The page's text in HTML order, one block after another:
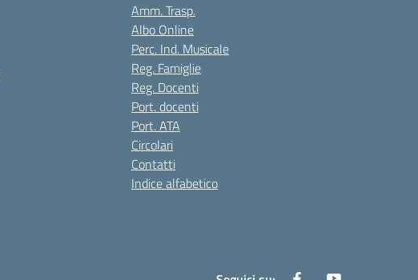
Amm. Trasp.
Albo Online
Perc. Ind. Musicale
Reg. Famiglie
Reg. Docenti
Port. docenti
Port. ATA
Circolari
Contatti
Indice alfabetico